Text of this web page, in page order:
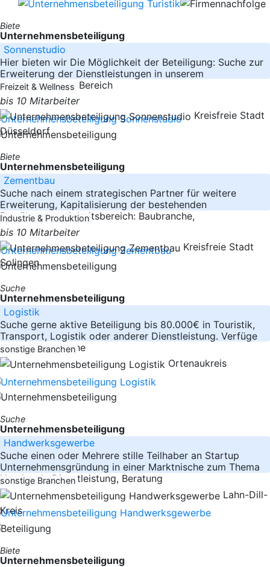
Biete
Unternehmensbeteiligung
Sonnenstudio
Hier bieten wir Die Möglichkeit der Beteiligung: Suche zur
Erweiterung der Dienstleistungen in unserem
Sonnenstudio im Bereich
Freizeit & Wellness
bis 10 Mitarbeiter
Kreisfreie Stadt
Düsseldorf
Biete
Unternehmensbeteiligung
Zementbau
Suche nach einem strategischen Partner für weitere
Erweiterung, Kapitalisierung der bestehenden
Bemühungen . Arbeitsbereich: Baubranche,
Industrie & Produktion
bis 10 Mitarbeiter
Kreisfreie Stadt
Solingen
Suche
Unternehmensbeteiligung
Logistik
Suche gerne aktive Beteiligung bis 80.000€ in Touristik,
Transport, Logistik oder anderer Dienstleistung. Verfüge
über umfangreiche
sonstige Branchen
Ortenaukreis
Suche
Unternehmensbeteiligung
Handwerksgewerbe
Suche einen oder Mehrere stille Teilhaber an Startup
Unternehmensgründung in einer Marktnische zum Thema
Handwerk, Dienstleistung, Beratung
sonstige Branchen
Lahn-Dill-
Kreis
Biete
Unternehmensbeteiligung